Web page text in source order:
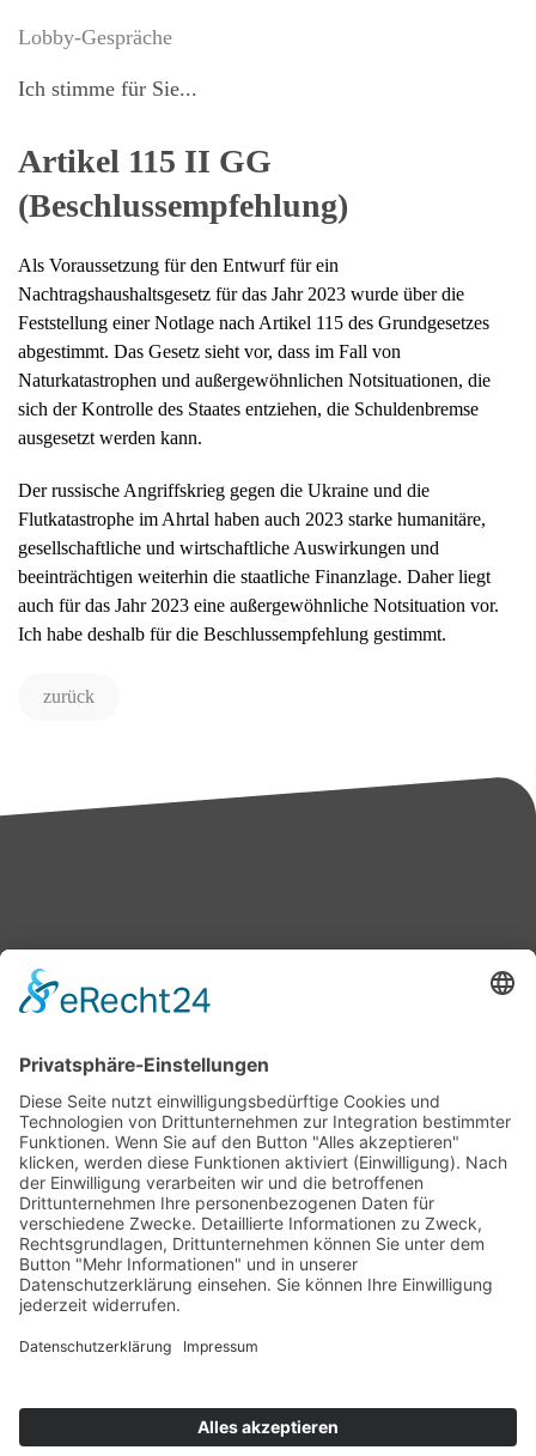
Lobby-Gespräche
Ich stimme für Sie...
Artikel 115 II GG
(Beschlussempfehlung)
Als Voraussetzung für den Entwurf für ein
Nachtragshaushaltsgesetz für das Jahr 2023 wurde über die
Feststellung einer Notlage nach Artikel 115 des Grundgesetzes
abgestimmt. Das Gesetz sieht vor, dass im Fall von
Naturkatastrophen und außergewöhnlichen Notsituationen, die
sich der Kontrolle des Staates entziehen, die Schuldenbremse
ausgesetzt werden kann.
Der russische Angriffskrieg gegen die Ukraine und die
Flutkatastrophe im Ahrtal haben auch 2023 starke humanitäre,
gesellschaftliche und wirtschaftliche Auswirkungen und
beeinträchtigen weiterhin die staatliche Finanzlage. Daher liegt
auch für das Jahr 2023 eine außergewöhnliche Notsituation vor.
Ich habe deshalb für die Beschlussempfehlung gestimmt.
zurück
Bärbel Bas
Presse & Downloads
Pressemitteilungen
Pressefotos
BASis Info
Newsletter-Abo